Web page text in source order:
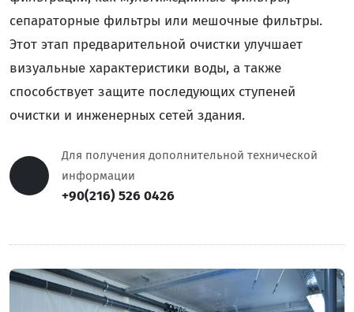
сепараторные фильтры или мешочные фильтры.
Этот этап предварительной очистки улучшает
визуальные характеристики воды, а также
способствует защите последующих ступеней
очистки и инженерных сетей здания.
Для получения дополнительной технической
информации
+90(216) 526 0426